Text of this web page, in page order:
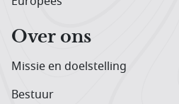
Over ons
Missie en doelstelling
Bestuur